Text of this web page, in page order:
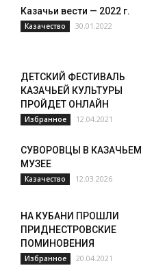
Казачьи вести — 2022 г.
Казачество 30.01.2022
ДЕТСКИЙ ФЕСТИВАЛЬ
КАЗАЧЬЕЙ КУЛЬТУРЫ
ПРОЙДЕТ ОНЛАЙН
Избранное 12.04.2021
СУВОРОВЦЫ В КАЗАЧЬЕМ
МУЗЕЕ
Казачество 12.03.2026
НА КУБАНИ ПРОШЛИ
ПРИДНЕСТРОВСКИЕ
ПОМИНОВЕНИЯ
Избранное 20.04.2021